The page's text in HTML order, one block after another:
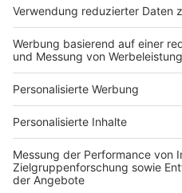
Hausanbieter-Suche
Bauprojekt-Profil
Für Unternehmen
Ihre Baufirma auf bauen.de
Kostenloses Infogespräch